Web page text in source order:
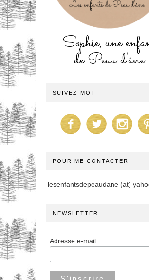
Sophie, une
de Peau d'âne
SUIVEZ-MOI
POUR ME CONTACTER
lesenfantsdepeaudane (at)
NEWSLETTER
Adresse e-mail